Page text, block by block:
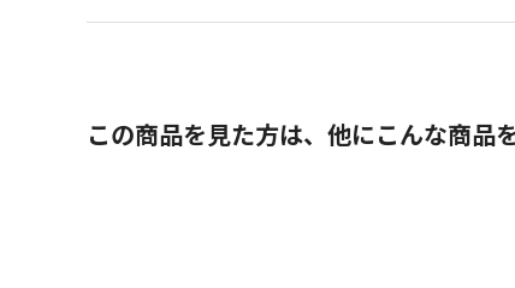
この商品を見た方は、他にこんな商品